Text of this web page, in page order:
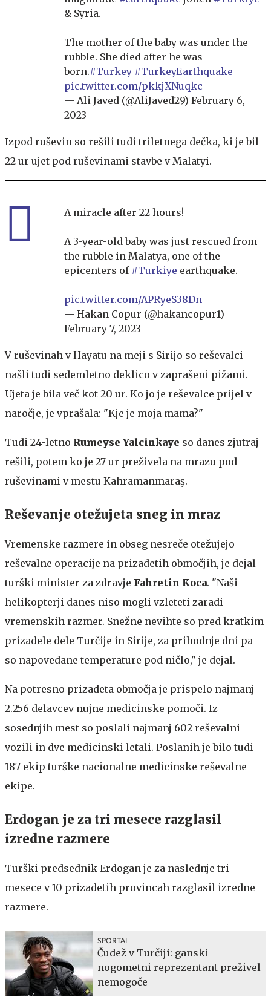
& Syria.
The mother of the baby was under the
rubble. She died after he was
born.#Turkey #TurkeyEarthquake
pic.twitter.com/pkkjXNuqkc
— Ali Javed (@AliJaved29) February 6,
2023
Izpod ruševin so rešili tudi triletnega dečka, ki je bil
22 ur ujet pod ruševinami stavbe v Malatyi.
A miracle after 22 hours!
A 3-year-old baby was just rescued from
the rubble in Malatya, one of the
epicenters of #Turkiye earthquake.
pic.twitter.com/APRyeS38Dn
— Hakan Copur (@hakancopur1)
February 7, 2023
V ruševinah v Hayatu na meji s Sirijo so reševalci
našli tudi sedemletno deklico v zaprašeni pižami.
Ujeta je bila več kot 20 ur. Ko jo je reševalce prijel v
naročje, je vprašala: "Kje je moja mama?"
Tudi 24-letno Rumeyse Yalcinkaye so danes zjutraj
rešili, potem ko je 27 ur preživela na mrazu pod
ruševinami v mestu Kahramanmaraş.
Reševanje otežujeta sneg in mraz
Vremenske razmere in obseg nesreče otežujejo
reševalne operacije na prizadetih območjih, je dejal
turški minister za zdravje Fahretin Koca. "Naši
helikopterji danes niso mogli vzleteti zaradi
vremenskih razmer. Snežne nevihte so pred kratkim
prizadele dele Turčije in Sirije, za prihodnje dni pa
so napovedane temperature pod ničlo," je dejal.
Na potresno prizadeta območja je prispelo najmanj
2.256 delavcev nujne medicinske pomoči. Iz
sosednjih mest so poslali najmanj 602 reševalni
vozili in dve medicinski letali. Poslanih je bilo tudi
187 ekip turške nacionalne medicinske reševalne
ekipe.
Erdogan je za tri mesece razglasil
izredne razmere
Turški predsednik Erdogan je za naslednje tri
mesece v 10 prizadetih provincah razglasil izredne
razmere.
SPORTAL
Čudež v Turčiji: ganski
nogometni reprezentant preživel
nemogoče